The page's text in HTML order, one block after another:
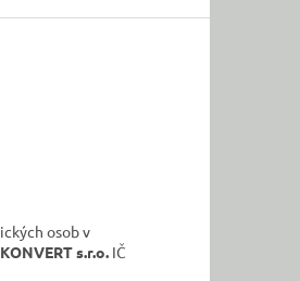
osob v
s.r.o. IČ